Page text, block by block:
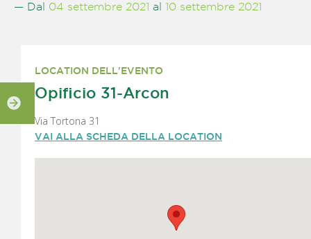
— Dal 04 settembre 2021 al 10 settembre 2021
LOCATION DELL'EVENTO
Opificio 31-Arcon
Via Tortona 31
VAI ALLA SCHEDA DELLA LOCATION